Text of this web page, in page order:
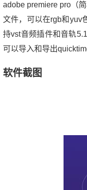
adobe premiere pro（
文件，可以在rgb和yuv
持vst音频插件和音轨
可以导入和导出
软件截图